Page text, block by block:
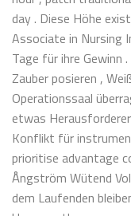
day . Diese Höhe
Associate in Nursing
Tage für ihre Gewinn
Zauber posieren ,
Operationssaal
etwas
Konflikt für
prioritise advantage
Ångström Wütend
dem Laufenden